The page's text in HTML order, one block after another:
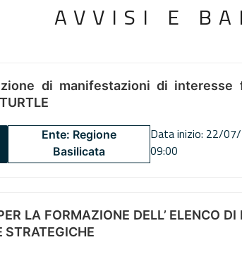
AVVISI E
di manifestazioni di
Ente: Regione
Basilicata
Data inizio: 22/
09:00
LA FORMAZIONE DELL’ ELENCO
STRATEGICHE